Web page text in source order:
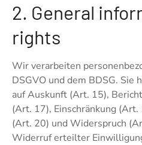
2. General
rights
Wir verarbeiten
DSGVO und dem BDSG. Sie
auf Auskunft (Art. 15),
(Art. 17), Einschränkung
(Art. 20) und Widerspruch
Widerruf erteilter